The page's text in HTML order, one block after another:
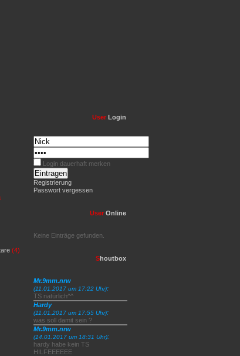
***
UserLogin
Login dauerhaft merken
Registrierung
Passwort vergessen
UserOnline
Keine Einträge gefunden.
Shoutbox
Mr.9mm.nrw
(11.01.2017 um 17:22 Uhr):
TS natürlich^^
Hardy
(11.01.2017 um 17:55 Uhr):
was soll damit sein ?
Mr.9mm.nrw
(14.01.2017 um 18:31 Uhr):
hardy habe kein TS
HILFEEEEEE
(4)